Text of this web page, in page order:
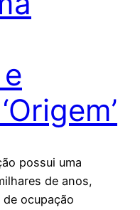
possui uma
de anos,
ocupação